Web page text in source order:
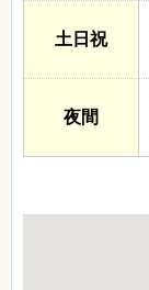
土日祝
夜間